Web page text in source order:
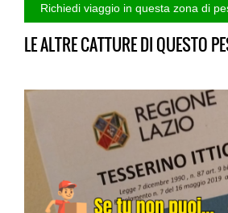
LE ALTRE CATTURE DI QUESTO